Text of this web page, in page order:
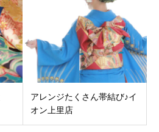
アレンジたくさん帯結び♪イ
オン上里店